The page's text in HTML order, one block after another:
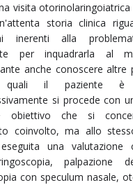
visita otorinolaringoiatrica
storia clinica
inerenti alla
per inquadrarla al
anche conoscere altre
quali il paziente è
si procede con
obiettivo che si
coinvolto, ma allo
una valutazione
palpazione
con speculum nasale,